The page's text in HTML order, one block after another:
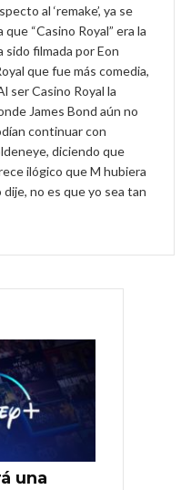
al ‘remake’, ya se
“Casino Royal” era la
sido filmada por Eon
que fue más comedia,
ser Casino Royal la
James Bond aún no
continuar con
diciendo que
ilógico que M hubiera
no es que yo sea tan
una